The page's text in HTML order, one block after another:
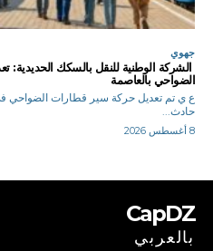
جهوي
الشركة الوطنية للنقل بالسكك
الضواحي بالعاصمة
ع ي تم تعديل حركة سير قطارات الضواحي
حادث...
8 أغسطس 2026
CapDZ
بالعربي